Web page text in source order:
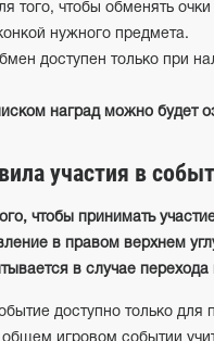
того, чтобы обменять
нужного предмета.
доступен только при
наград можно будет
участия в
чтобы принимать
в правом верхнем
в случае
доступно только для